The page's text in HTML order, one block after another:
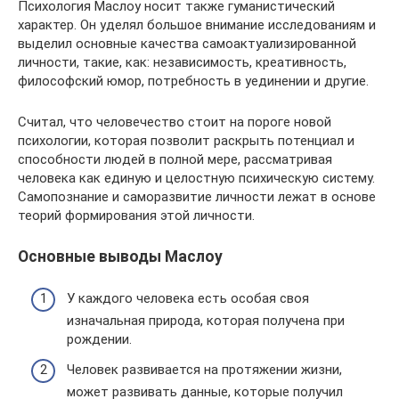
Психология Маслоу носит также гуманистический
характер. Он уделял большое внимание исследованиям и
выделил основные качества самоактуализированной
личности, такие, как: независимость, креативность,
философский юмор, потребность в уединении и другие.
Считал, что человечество стоит на пороге новой
психологии, которая позволит раскрыть потенциал и
способности людей в полной мере, рассматривая
человека как единую и целостную психическую систему.
Самопознание и саморазвитие личности лежат в основе
теорий формирования этой личности.
Основные выводы Маслоу
У каждого человека есть особая своя
изначальная природа, которая получена при
рождении.
Человек развивается на протяжении жизни,
может развивать данные, которые получил